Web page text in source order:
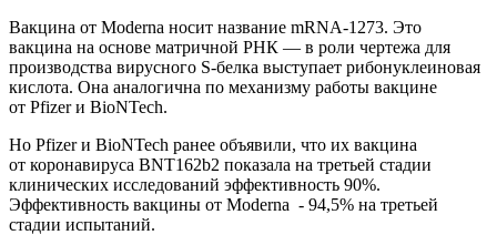
Вакцина от Moderna носит название mRNA-1273. Это
вакцина на основе матричной РНК — в роли чертежа для
производства вирусного S-белка выступает рибонуклеиновая
кислота. Она аналогична по механизму работы вакцине
от Pfizer и BioNTech.
Но Pfizer и BioNTech ранее объявили, что их вакцина
от коронавируса BNT162b2 показала на третьей стадии
клинических исследований эффективность 90%.
Эффективность вакцины от Moderna - 94,5% на третьей
стадии испытаний.